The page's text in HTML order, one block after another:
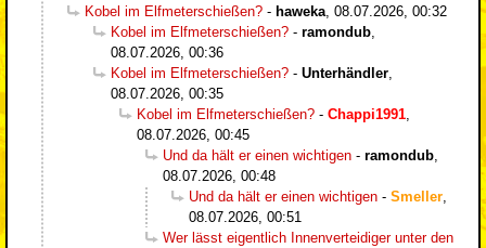
Kobel im Elfmeterschießen? - haweka 08.07.2026, 00:32
Kobel im Elfmeterschießen? - ramondub
08.07.2026, 00:36
Kobel im Elfmeterschießen? - Unterhändler
08.07.2026, 00:35
Kobel im Elfmeterschießen? - Chappi1991
08.07.2026, 00:45
Und da hält er einen wichtigen - ramondub
08.07.2026, 00:48
Und da hält er einen wichtigen - Smeller
08.07.2026, 00:51
Wer lässt eigentlich Innenverteidiger unter den